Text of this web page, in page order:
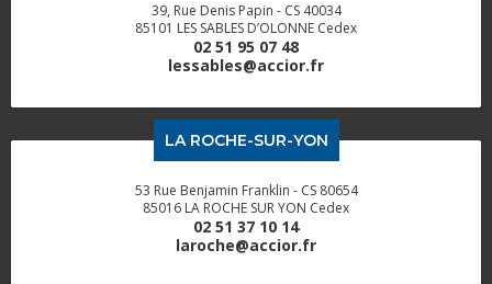
39, Rue Denis Papin - CS 40034
85101 LES SABLES D’OLONNE Cedex
02 51 95 07 48
lessables@accior.fr
LA ROCHE-SUR-YON
53 Rue Benjamin Franklin - CS 80654
85016 LA ROCHE SUR YON Cedex
02 51 37 10 14
laroche@accior.fr